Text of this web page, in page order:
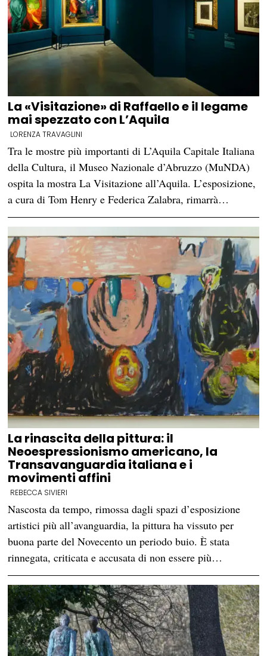
La «Visitazione» di Raffaello e il legame
mai spezzato con L’Aquila
LORENZA TRAVAGLINI
Tra le mostre più importanti di L’Aquila Capitale Italiana
della Cultura, il Museo Nazionale d’Abruzzo (MuNDA)
ospita la mostra La Visitazione all’Aquila. L’esposizione,
a cura di Tom Henry e Federica Zalabra, rimarrà…
La rinascita della pittura: il
Neoespressionismo americano, la
Transavanguardia italiana e i
movimenti affini
REBECCA SIVIERI
Nascosta da tempo, rimossa dagli spazi d’esposizione
artistici più all’avanguardia, la pittura ha vissuto per
buona parte del Novecento un periodo buio. È stata
rinnegata, criticata e accusata di non essere più…